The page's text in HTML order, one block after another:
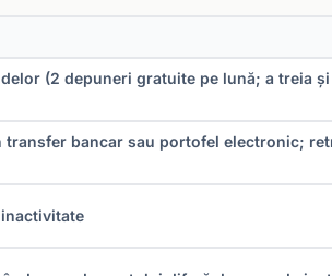
(2 depuneri gratuite pe lună; a treia
transfer bancar sau portofel electronic;
inactivitate